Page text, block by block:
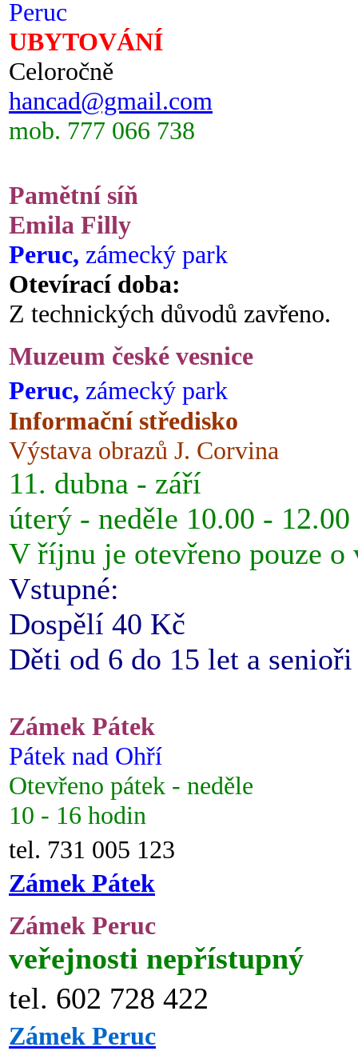
Peruc
UBYTOVÁNÍ
Celoročně
hancad@gmail.com
mob. 777 066 738
Pamětní síň
Emila Filly
Peruc, zámecký park
Otevírací doba:
Z technických důvodů zavřeno.
Muzeum české vesnice
Peruc, zámecký park
Informační středisko
Výstava obrazů J. Corvina
11. dubna - září
úterý - neděle 10.00 -
V říjnu je otevřeno pouze o
Vstupné:
Dospělí 40 Kč
Děti od 6 do 15 let a
Zámek Pátek
Pátek nad Ohří
Otevřeno pátek - neděle
10 - 16 hodin
tel. 731 005 123
Zámek Pátek
Zámek Peruc
veřejnosti nepřístupný
tel. 602 728 422
Zámek Peruc